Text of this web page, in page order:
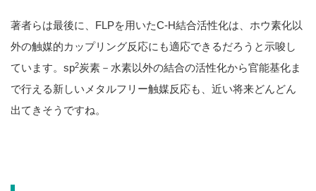
著者らは最後に、FLPを用いたC-H結合活性化は、ホウ素化以
外の触媒的カップリング反応にも適応できるだろうと示唆し
ています。sp2炭素－水素以外の結合の活性化から官能基化ま
で行える新しいメタルフリー触媒反応も、近い将来どんどん
出てきそうですね。